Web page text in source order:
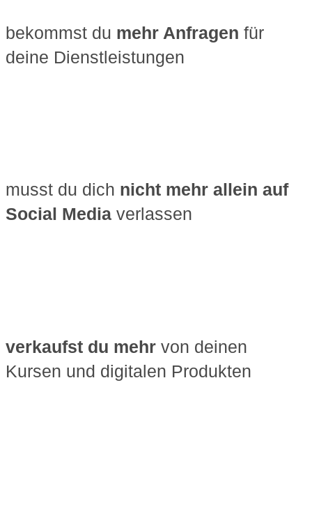
bekommst du mehr Anfragen für
deine Dienstleistungen
musst du dich nicht mehr allein auf
Social Media verlassen
verkaufst du mehr von deinen
Kursen und digitalen Produkten